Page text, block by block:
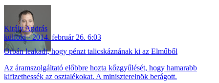
Király András
külföld
2014. február 26. 6:03
Orbán leakadt, hogy pénzt talicskáznának ki az Elműből
Az áramszolgáltató előbbre hozta kőzgyűlését, hogy hamarabb
kifizethessék az osztalékokat. A miniszterelnök berágott.